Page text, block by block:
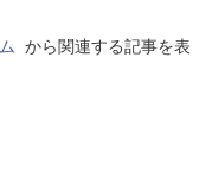
から関連する記事を表